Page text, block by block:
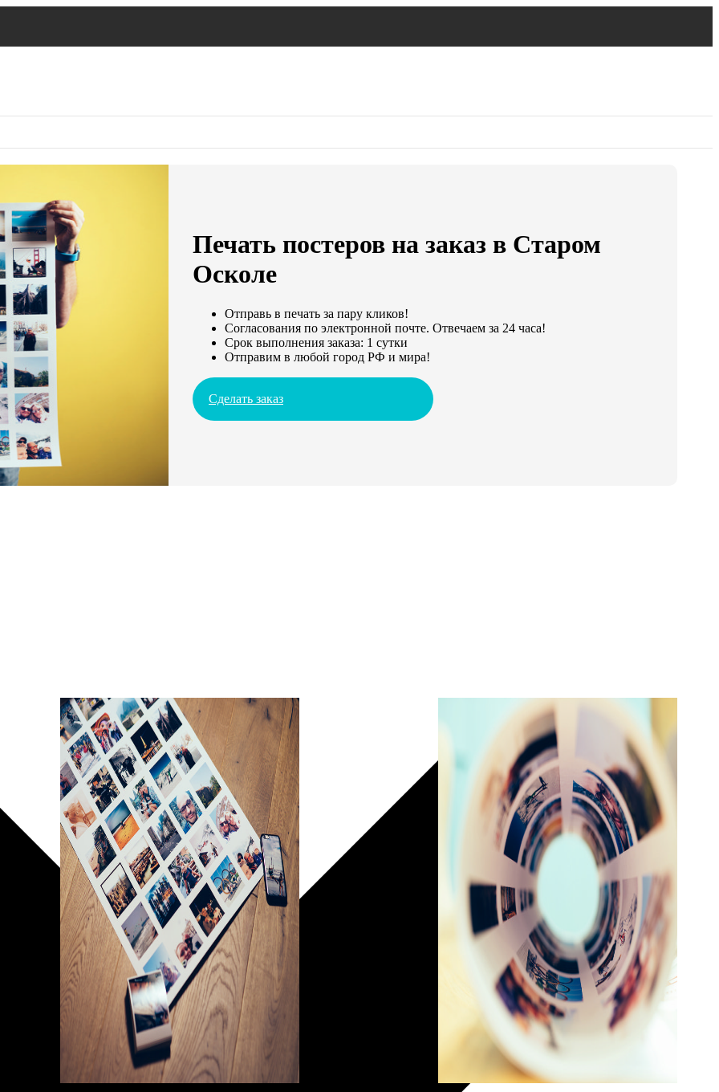
Печать постеров на заказ в Старом
Осколе
Отправь в печать за пару кликов!
Согласования по электронной почте. Отвечаем за 24 часа!
Срок выполнения заказа: 1 сутки
Отправим в любой город РФ и мира!
Сделать заказ